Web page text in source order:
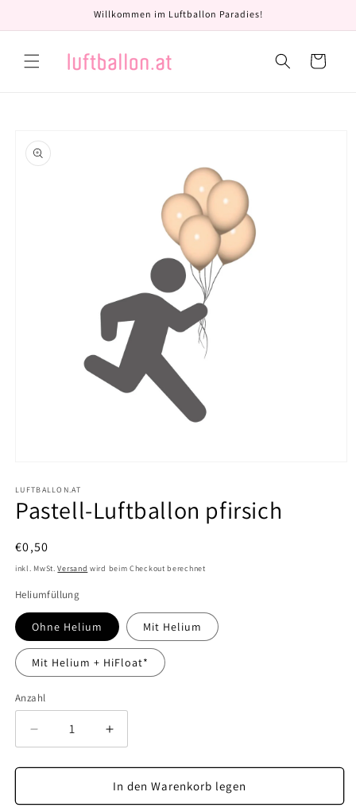
Inhalt
Willkommen im Luftballon Paradies!
Warenkorb
in
Modal
öffnen
LUFTBALLON.AT
Pastell-Luftballon pfirsich
Normaler
Preis
€0,50
inkl. MwSt.Versand wird beim Checkout berechnet
Heliumfüllung
Ohne Helium Mit Helium
Mit Helium + HiFloat*
Anzahl
Verringere
die
Menge
Pastell-
Erhöhe
die
Menge
für
Pastell-
In den Warenkorb legen